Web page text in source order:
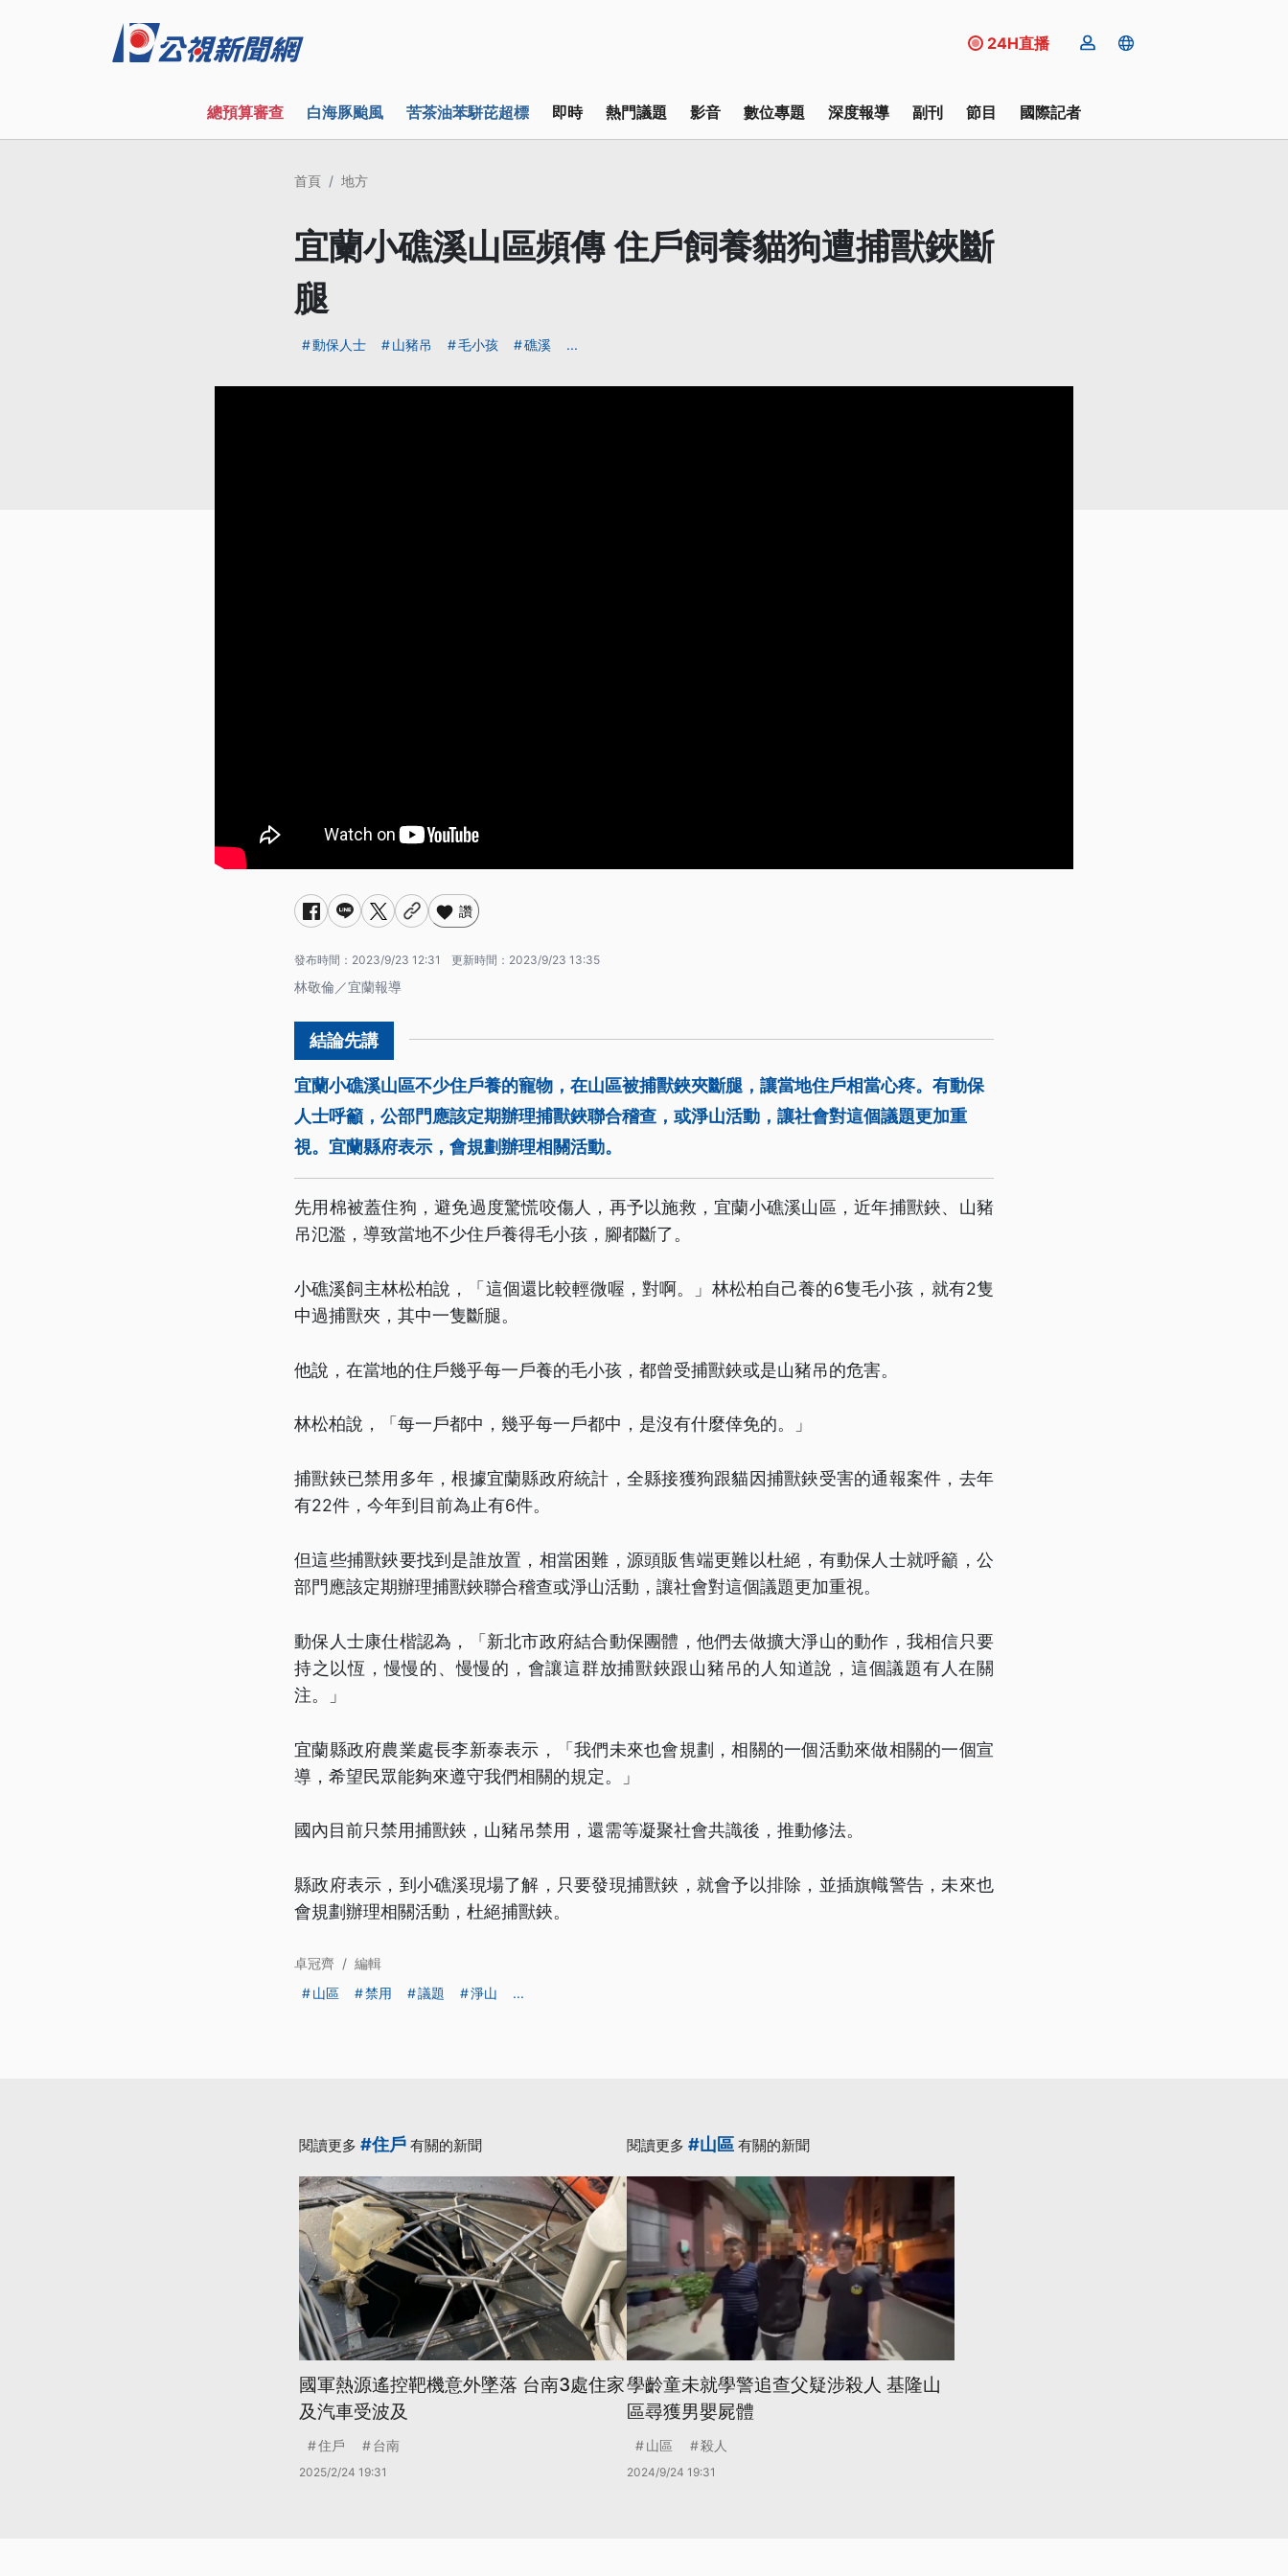
24H直播
總預算審查 白海豚颱風 苦茶油苯駢芘超標 即時 熱門議題 影音 數位專題 深度報導 副刊 節目 國際記者
首頁 地方
宜蘭小礁溪山區頻傳 住戶飼養貓狗遭捕獸鋏斷
腿
動保人士 山豬吊 毛小孩 礁溪 ...
讚
發布時間： 2023/9/23 12:31 更新時間： 2023/9/23 13:35
林敬倫／宜蘭報導
宜蘭小礁溪山區不少住戶養的寵物，在山區被捕獸鋏夾斷腿，讓當地住戶相當心疼。有動保
人士呼籲，公部門應該定期辦理捕獸鋏聯合稽查，或淨山活動，讓社會對這個議題更加重
視。宜蘭縣府表示，會規劃辦理相關活動。
先用棉被蓋住狗，避免過度驚慌咬傷人，再予以施救，宜蘭小礁溪山區，近年捕獸鋏、山豬
吊氾濫，導致當地不少住戶養得毛小孩，腳都斷了。
小礁溪飼主林松柏說，「這個還比較輕微喔，對啊。」林松柏自己養的6隻毛小孩，就有2隻
中過捕獸夾，其中一隻斷腿。
他說，在當地的住戶幾乎每一戶養的毛小孩，都曾受捕獸鋏或是山豬吊的危害。
林松柏說，「每一戶都中，幾乎每一戶都中，是沒有什麼倖免的。」
捕獸鋏已禁用多年，根據宜蘭縣政府統計，全縣接獲狗跟貓因捕獸鋏受害的通報案件，去年
有22件，今年到目前為止有6件。
但這些捕獸鋏要找到是誰放置，相當困難，源頭販售端更難以杜絕，有動保人士就呼籲，公
部門應該定期辦理捕獸鋏聯合稽查或淨山活動，讓社會對這個議題更加重視。
動保人士康仕楷認為，「新北市政府結合動保團體，他們去做擴大淨山的動作，我相信只要
持之以恆，慢慢的、慢慢的，會讓這群放捕獸鋏跟山豬吊的人知道說，這個議題有人在關
注。」
宜蘭縣政府農業處長李新泰表示，「我們未來也會規劃，相關的一個活動來做相關的一個宣
導，希望民眾能夠來遵守我們相關的規定。」
國內目前只禁用捕獸鋏，山豬吊禁用，還需等凝聚社會共識後，推動修法。
縣政府表示，到小礁溪現場了解，只要發現捕獸鋏，就會予以排除，並插旗幟警告，未來也
會規劃辦理相關活動，杜絕捕獸鋏。
卓冠齊 / 編輯
山區
禁用 議題 淨山 ...
閱讀更多 #住戶 有關的新聞
國軍熱源遙控靶機意外墜落 台南3處住家
及汽車受波及
住戶 台南
2025/2/24 19:31
閱讀更多 #山區 有關的新聞
學齡童未就學警追查父疑涉殺人 基隆山
區尋獲男嬰屍體
山區 殺人
2024/9/24 19:31